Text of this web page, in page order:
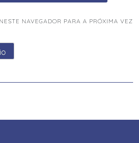
NAVEGADOR PARA A PRÓXIMA VEZ